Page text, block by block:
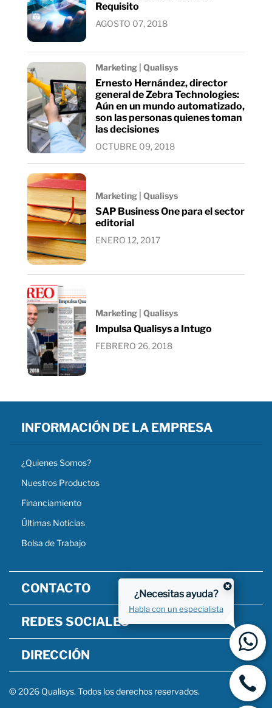
¿Necesitas ayuda?
Habla con un especialista
Requisito
AGOSTO 07, 2018
Marketing | Qualisys
Ernesto Hernández, director
general de Zebra Technologies:
Aún en un mundo automatizado,
son las personas quienes toman
las decisiones
OCTUBRE 09, 2018
Marketing | Qualisys
SAP Business One para el sector
editorial
ENERO 12, 2017
Marketing | Qualisys
Impulsa Qualisys a Intugo
FEBRERO 26, 2018
INFORMACIÓN DE LA EMPRESA
¿Quienes Somos?
Nuestros Productos
Financiamiento
Últimas Noticias
Bolsa de Trabajo
CONTACTO
REDES SOCIALES
DIRECCIÓN
© 2026 Qualisys. Todos los derechos reservados.